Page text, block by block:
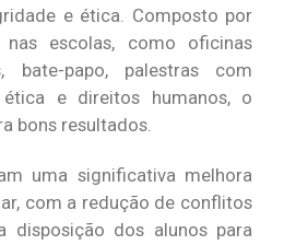
e ética. Composto por
nas escolas, como oficinas
bate-papo, palestras com
ética e direitos humanos, o
bons resultados.
uma significativa melhora
com a redução de conflitos
disposição dos alunos para